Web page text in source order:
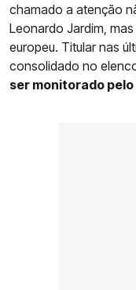
chamado a atenção
Leonardo Jardim,
europeu. Titular nas
consolidado no
ser monitorado pelo